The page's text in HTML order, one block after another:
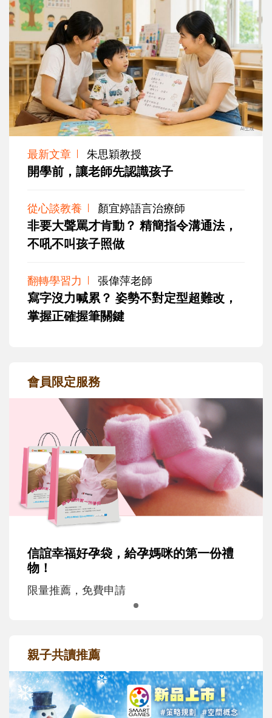
最新文章 朱思穎教授
開學前，讓老師先認識孩子
從心談教養 顏宜婷語言治療師
非要大聲罵才肯動？ 精簡指令溝通法，
不吼不叫孩子照做
翻轉學習力 張偉萍老師
寫字沒力喊累？ 姿勢不對定型超難改，
掌握正確握筆關鍵
會員限定服務
信誼幸福好孕袋，給孕媽咪的第一份禮
物！
限量推薦，免費申請
親子共讀推薦